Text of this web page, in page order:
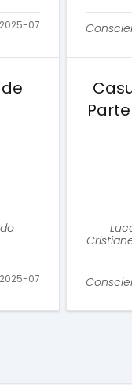
2025-07
2025-07